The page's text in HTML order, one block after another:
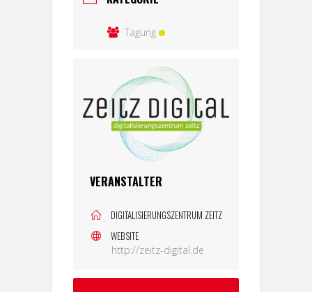
Tagung
VERANSTALTER
DIGITALISIERUNGSZENTRUM ZEITZ
WEBSITE
http://zeitz-digital.de